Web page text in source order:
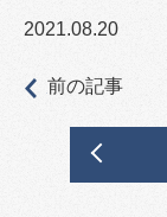
2021.08.20
前の記事